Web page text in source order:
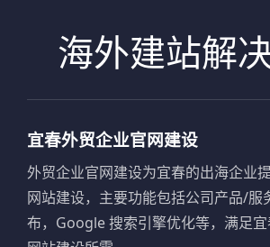
海外建站解
宜春外贸企业官网建设
外贸企业官网建设为宜春的出海企业
网站建设，主要功能包括公司产品/服
布，Google 搜索引擎优化等，满足